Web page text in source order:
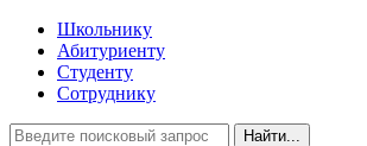
Школьнику
Абитуриенту
Студенту
Сотруднику
Найти...